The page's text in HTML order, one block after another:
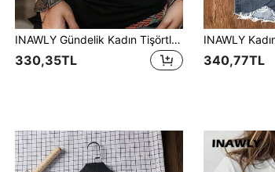
INAWLY Gündelik Kadın Tişörtleri
330,35TL 340,77TL